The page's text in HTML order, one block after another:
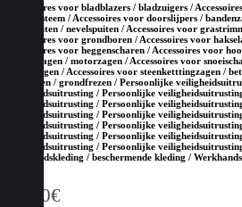
Accessoires voor bladblazers / bladzuigers /
MultiSysteem / Accessoires voor doorslijpers /
drukspuiten / nevelspuiten / Accessoires voor
Accessoires voor grondboren / Accessoires voor
Accessoires voor heggenscharen / Accessoires voor
kettingzagen / motorzagen / Accessoires voor
/ snoeizagen / Accessoires voor steenketttingzagen /
tuinfrezen / grondfrezen / Persoonlijke
veiligheidsuitrusting / Persoonlijke
veiligheidsuitrusting / Persoonlijke
veiligheidsuitrusting / Persoonlijke
veiligheidsuitrusting / Persoonlijke
veiligheidsuitrusting / Persoonlijke
veiligheidsuitrusting / Persoonlijke
Veiligheidskleding / beschermende kleding /
22,70€